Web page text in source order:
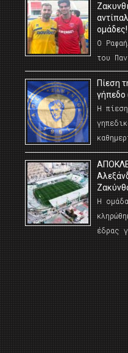
ομάδες!
Ο
του
Πίεση
γήπεδο
Η
Η
έδρας